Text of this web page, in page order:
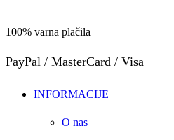
100% varna plačila
PayPal / MasterCard / Visa
INFORMACIJE
O nas